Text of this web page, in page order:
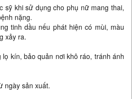
sỹ khi sử dụng cho phụ nữ mang thai,
nặng.
tinh dầu nếu phát hiện có mùi, màu
xảy ra.
kín, bảo quản nơi khô ráo, tránh ánh
ngày sản xuất.